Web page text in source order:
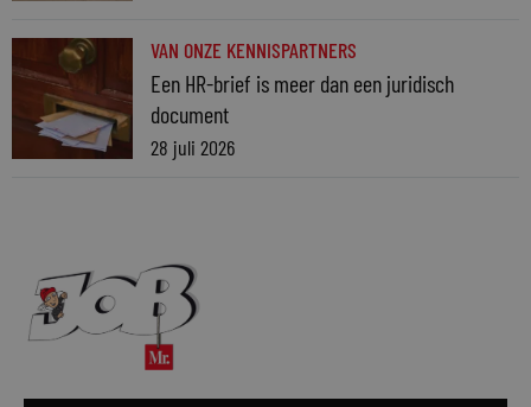
VAN ONZE KENNISPARTNERS
Een HR-brief is meer dan een juridisch
document
28 juli 2026